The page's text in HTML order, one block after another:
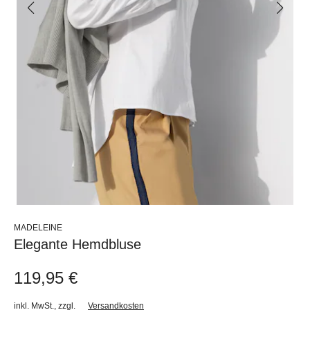
MADELEINE
Elegante Hemdbluse
119,95 €
inkl. MwSt. zzgl. Versandkosten